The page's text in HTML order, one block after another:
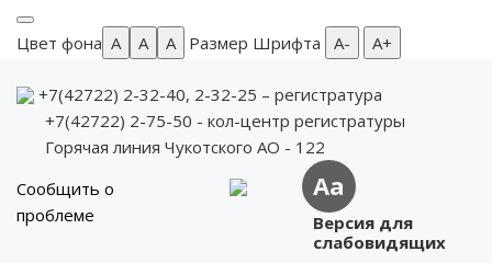
Цвет фона A A A Размер Шрифта А- А+
+7(42722) 2-32-40, 2-32-25 – регистратура
+7(42722) 2-75-50 - кол-центр регистратуры
Горячая линия Чукотского АО - 122
Сообщить о
проблеме
Aa
Версия для
слабовидящих